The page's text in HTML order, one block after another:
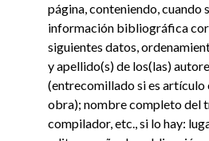
página, conteniendo, cuando
información bibliográfica
siguientes datos,
y apellido(s) de los(las)
(entrecomillado si es artículo
obra); nombre completo del
compilador, etc., si lo hay: